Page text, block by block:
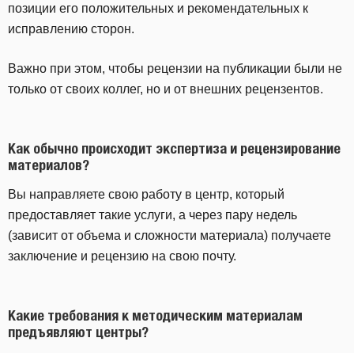
позиции его положительных и рекомендательных к
исправлению сторон.
Важно при этом, чтобы рецензии на публикации были не
только от своих коллег, но и от внешних рецензентов.
Как обычно происходит экспертиза и рецензирование
материалов?
Вы направляете свою работу в центр, который
предоставляет такие услуги, а через пару недель
(зависит от объема и сложности материала) получаете
заключение и рецензию на свою почту.
Какие требования к методическим материалам
предъявляют центры?